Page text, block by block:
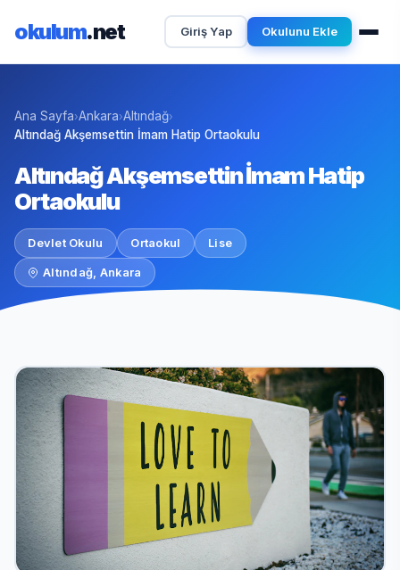
okulum.net Giriş Yap Okulunu Ekle
Ana Sayfa›Ankara›Altındağ›
Altındağ Akşemsettin İmam Hatip Ortaokulu
Altındağ Akşemsettin İmam Hatip
Ortaokulu
Devlet Okulu Ortaokul Lise
Altındağ, Ankara